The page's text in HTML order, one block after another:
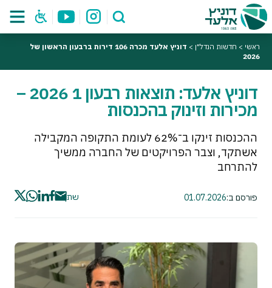
ראשי > חדשות הנדל"ן >
דוניץ אלעד מכרה 106 דירות ברבעון הראשון של
2026
דוניץ אלעד: תוצאות רבעון 1 2026 –
מכירות וזינוק בהכנסות
ההכנסות זינקו ב־62% לעומת התקופה המקבילה
אשתקד, וצבר הפרויקטים של החברה ממשיך
להתרחב
פורסם ב:01.07.2026 שתף